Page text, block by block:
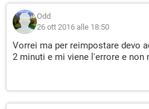
Odd
26 ott 2016 alle 18:50
Vorrei ma per reimpostare devo
2 minuti e mi viene l'errore e non